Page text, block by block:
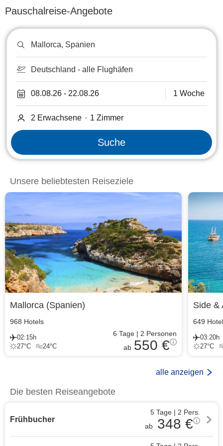
Pauschalreise-Angebote
oder
Deutschland - alle Flughäfen
08.08.26 - 22.08.26 1 Woche
2 Erwachsene · 1 Zimmer
Suche
Unsere beliebtesten Reiseziele
Mallorca (Spanien)
968 Hotels
02:15h
27°C 24°C
6 Tage| 2 Personen
ab 550 €
Side &
649
03:20h
27°C
alle anzeigen
Die besten Reiseangebote
Frühbucher
5 Tage | 2 Pers.
ab
348 €